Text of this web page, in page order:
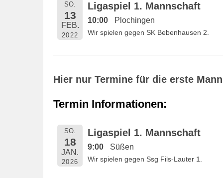
1
SO.
13
FEB.
2022
Ligaspiel 1. Mannschaft
10:00 Plochingen
Wir spielen gegen SK Bebenhausen 2.
Hier nur Termine für die erste
Termin Informationen:
SO.
18
JAN.
2026
Ligaspiel 1. Mannschaft
9:00 Süßen
Wir spielen gegen Ssg Fils-Lauter 1.